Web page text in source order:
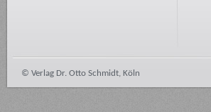
© Verlag Dr. Otto Schmidt, Köln